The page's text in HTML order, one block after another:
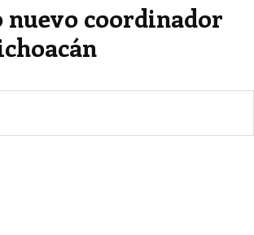
nuevo coordinador